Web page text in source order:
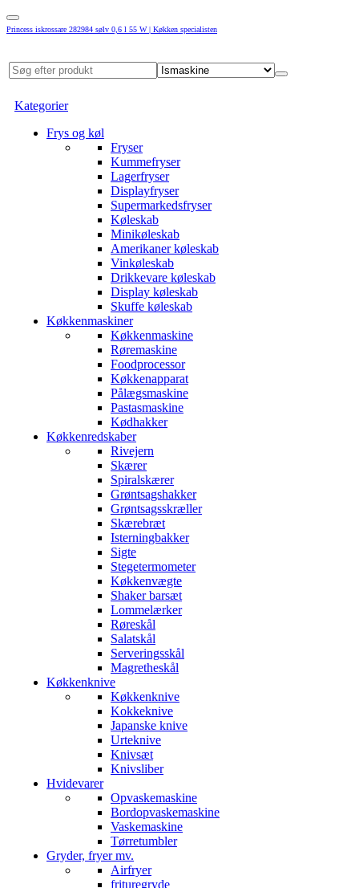
Princess iskrossare 282984 sølv 0,6 l 55 W | Køkken specialisten
Kategorier
Frys og køl
Fryser
Kummefryser
Lagerfryser
Displayfryser
Supermarkedsfryser
Køleskab
Minikøleskab
Amerikaner køleskab
Vinkøleskab
Drikkevare køleskab
Display køleskab
Skuffe køleskab
Køkkenmaskiner
Køkkenmaskine
Røremaskine
Foodprocessor
Køkkenapparat
Pålægsmaskine
Pastasmaskine
Kødhakker
Køkkenredskaber
Rivejern
Skærer
Spiralskærer
Grøntsagshakker
Grøntsagsskræller
Skærebræt
Isterningbakker
Sigte
Stegetermometer
Køkkenvægte
Shaker barsæt
Lommelærker
Røreskål
Salatskål
Serveringsskål
Magretheskål
Køkkenknive
Køkkenknive
Kokkeknive
Japanske knive
Urteknive
Knivsæt
Knivsliber
Hvidevarer
Opvaskemaskine
Bordopvaskemaskine
Vaskemaskine
Tørretumbler
Gryder, fryer mv.
Airfryer
frituregryde